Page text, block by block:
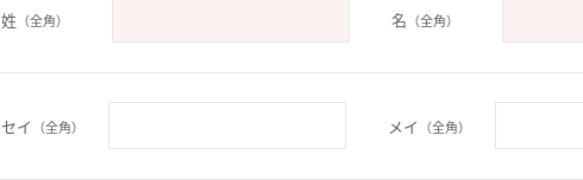
姓 （全角） 名 （全角）
セイ （全角） メイ （全角）